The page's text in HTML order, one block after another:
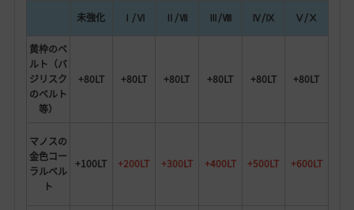
未強化 Ⅰ/Ⅵ Ⅱ/Ⅶ Ⅲ/Ⅷ Ⅳ/Ⅸ Ⅴ/Ⅹ
黄枠のベ
ルト（バ
ジリスク
のベルト
等）
+80LT +80LT +80LT +80LT +80LT +80LT
マノスの
金色コー
ラルベル
ト
+100LT +200LT +300LT +400LT +500LT +600LT